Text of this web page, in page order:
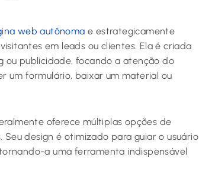
web autônoma e estrategicamente
em leads ou clientes. Ela é criada
ou publicidade, focando a atenção do
um formulário, baixar um material ou
oferece múltiplas opções de
design é otimizado para guiar o usuário
a uma ferramenta indispensável